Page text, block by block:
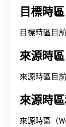
目標時
目標時區目
來源時
來源時區目
來源時
來源時區（